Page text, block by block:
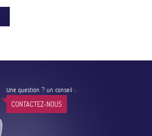
Une question ? un conseil :
CONTACTEZ-NOUS